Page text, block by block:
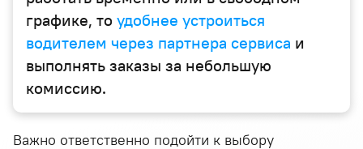
графике, то удобнее устроиться
водителем через партнера сервиса и
выполнять заказы за небольшую
комиссию.
Важно ответственно подойти к выбору